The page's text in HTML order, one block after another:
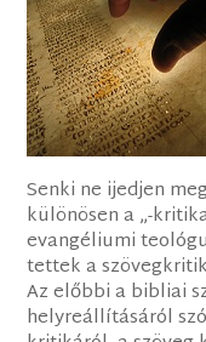
Senki ne ijedjen
különösen a „-
evangéliumi
tettek a
Az előbbi a bibliai
helyreállításáról